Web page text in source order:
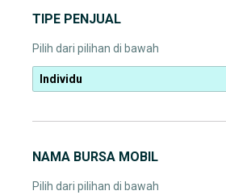
TIPE PENJUAL
Pilih dari pilihan di bawah
Individu
NAMA BURSA MOBIL
Pilih dari pilihan di bawah